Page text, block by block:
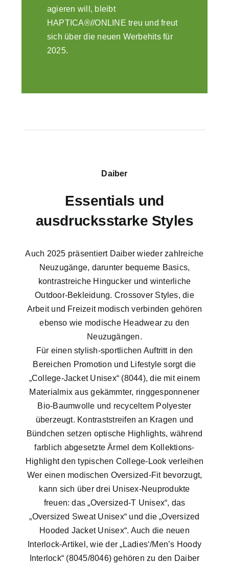
agieren will, bleibt
HAPTICA®//ONLINE treu und freut
sich über die neuen Werbehits für
2025.
Daiber
Essentials und
ausdrucksstarke Styles
Auch 2025 präsentiert Daiber wieder zahlreiche
Neuzugänge, darunter bequeme Basics,
kontrastreiche Hingucker und winterliche
Outdoor-Bekleidung. Crossover Styles, die
Arbeit und Freizeit modisch verbinden gehören
ebenso wie modische Headwear zu den
Neuzugängen.
Für einen stylish-sportlichen Auftritt in den
Bereichen Promotion und Lifestyle sorgt die
„College-Jacket Unisex“ (8044), die mit einem
Materialmix aus gekämmter, ringgesponnener
Bio-Baumwolle und recyceltem Polyester
überzeugt. Kontraststreifen an Kragen und
Bündchen setzen optische Highlights, während
farblich abgesetzte Ärmel dem Kollektions-
Highlight den typischen College-Look verleihen
Wer einen modischen Oversized-Fit bevorzugt,
kann sich über drei Unisex-Neuprodukte
freuen: das „Oversized-T Unisex“, das
„Oversized Sweat Unisex“ und die „Oversized
Hooded Jacket Unisex“. Auch die neuen
Interlock-Artikel, wie der „Ladies‘/Men’s Hoody
Interlock“ (8045/8046) gehören zu den Daiber